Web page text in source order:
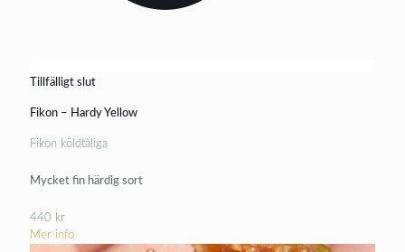
Tillfälligt slut
Fikon – Hardy Yellow
Fikon köldtåliga
Mycket fin härdig sort
440 kr
Mer info